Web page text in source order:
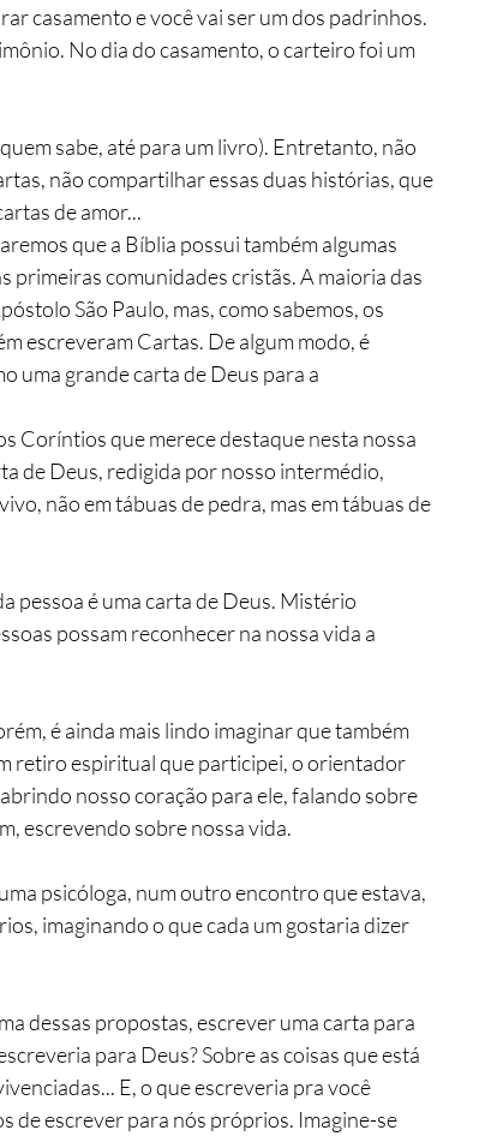
casamento e você vai ser um dos padrinhos.
No dia do casamento, o carteiro foi um
sabe, até para um livro). Entretanto, não
não compartilhar essas duas histórias, que
de amor...
que a Bíblia possui também algumas
primeiras comunidades cristãs. A maioria das
São Paulo, mas, como sabemos, os
escreveram Cartas. De algum modo, é
uma grande carta de Deus para a
Coríntios que merece destaque nesta nossa
de Deus, redigida por nosso intermédio,
não em tábuas de pedra, mas em tábuas de
pessoa é uma carta de Deus. Mistério
possam reconhecer na nossa vida a
é ainda mais lindo imaginar que também
retiro espiritual que participei, o orientador
nosso coração para ele, falando sobre
escrevendo sobre nossa vida.
psicóloga, num outro encontro que estava,
imaginando o que cada um gostaria dizer
dessas propostas, escrever uma carta para
para Deus? Sobre as coisas que está
E, o que escreveria pra você
de escrever para nós próprios. Imagine-se